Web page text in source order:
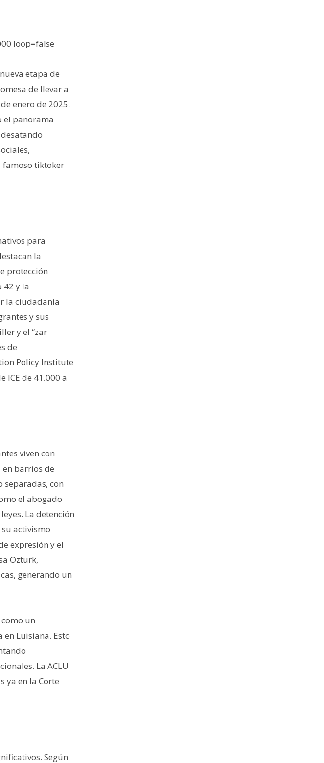
loop=false
etapa de
de llevar a
enero de 2025,
el panorama
famoso tiktoker
para
la
protección
y la
la ciudadanía
y sus
y el “zar
de
Policy Institute
ICE de 41,000 a
viven con
en barrios de
separadas, con
el abogado
La detención
activismo
expresión y el
Ozturk,
generando un
un
Luisiana. Esto
La ACLU
ya en la Corte
Según